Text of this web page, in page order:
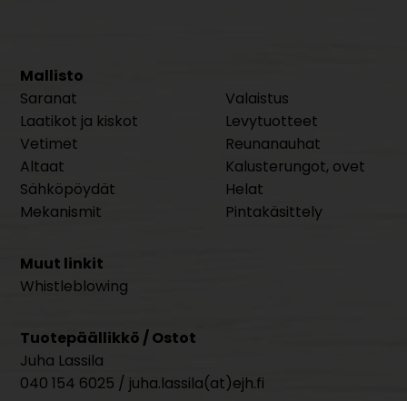
Mallisto
Saranat
Laatikot ja kiskot
Vetimet
Altaat
Sähköpöydät
Mekanismit
Valaistus
Levytuotteet
Reunanauhat
Kalusterungot, ovet
Helat
Pintakäsittely
Muut linkit
Whistleblowing
Tuotepäällikkö / Ostot
Juha Lassila
040 154 6025 / juha.lassila(at)ejh.fi